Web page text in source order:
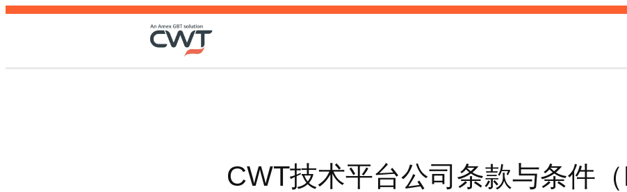
Skip
CWT技术平台公司条款与条件